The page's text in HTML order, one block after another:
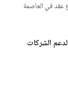
عقد في العاصمة
شراكة الصومال وiRise Hub لدعم الشركات